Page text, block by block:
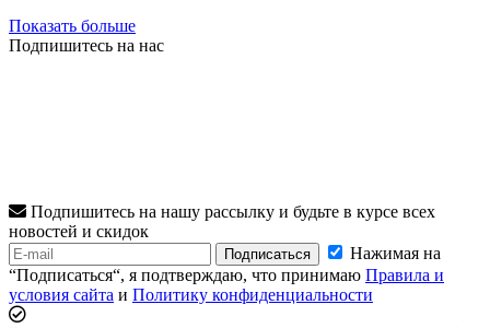
Показать больше
Подпишитесь на нас
Подпишитесь на нашу рассылку и будьте в курсе всех
новостей и скидок
Подписаться
Нажимая на
“Подписаться“, я подтверждаю, что принимаю Правила и
условия сайта и Политику конфиденциальности